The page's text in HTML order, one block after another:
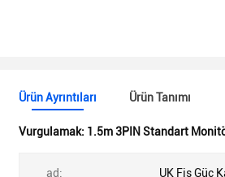
Ürün Ayrıntıları Ürün Tanımı
Vurgulamak: 1.5m 3PIN Standart
ad: UK Fiş Güç